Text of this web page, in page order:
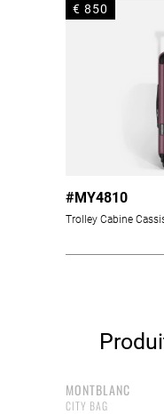
€ 850
#MY4810
Trolley Cabine
MONTBLANC
CITY BAG